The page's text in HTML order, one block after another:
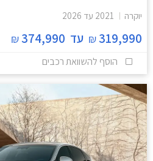
יוקרה 2021 עד 2026
319,990
₪ עד 374,990
₪
הוסף להשוואת רכבים